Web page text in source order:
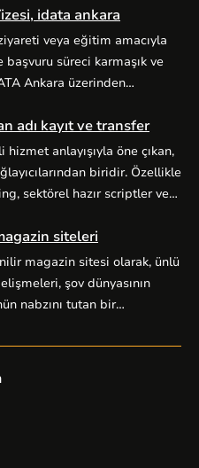
idata ankara
veya eğitim amacıyla
başvuru süreci karmaşık ve
Ankara üzerinden
randevu planlaması
Randevu (alovizerandevu
danışmanlığı hizmetiyle
adı kayıt ve transfer
anlayışıyla öne çıkan,
biridir. Özellikle
sektörel hazır scriptler ve
hosting paketleri, güçlü
disklerle donatılmış
siteleri, kurumsal web
siteleri
magazin sitesi olarak, ünlü
şov dünyasının
nabzını tutan bir
adresi olan sitemiz,
Güncel haberler, özel
bir içerik dünyasına